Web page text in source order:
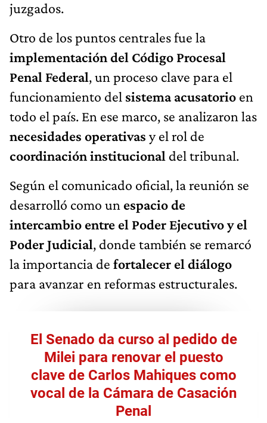
juzgados.
Otro de los puntos centrales fue la
implementación del Código Procesal
Penal Federal, un proceso clave para el
funcionamiento del sistema acusatorio en
todo el país. En ese marco, se analizaron las
necesidades operativas y el rol de
coordinación institucional del tribunal.
Según el comunicado oficial, la reunión se
desarrolló como un espacio de
intercambio entre el Poder Ejecutivo y el
Poder Judicial, donde también se remarcó
la importancia de fortalecer el diálogo
para avanzar en reformas estructurales.
El Senado da curso al pedido de
Milei para renovar el puesto
clave de Carlos Mahiques como
vocal de la Cámara de Casación
Penal